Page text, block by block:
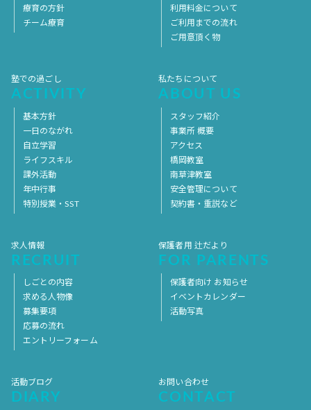
療育の方針
チーム療育
利用料金について
ご利用までの流れ
ご用意頂く物
塾での過ごし
ACTIVITY
基本方針
一日のながれ
自立学習
ライフスキル
課外活動
年中行事
特別授業・SST
私たちについて
ABOUT US
スタッフ紹介
事業所 概要
アクセス
橋岡教室
南草津教室
安全管理について
契約書・重説など
求人情報
RECRUIT
しごとの内容
求める人物像
募集要項
応募の流れ
エントリーフォーム
保護者用 辻だより
FOR PARENTS
保護者向け お知らせ
イベントカレンダー
活動写真
活動ブログ
DIARY
お問い合わせ
CONTACT